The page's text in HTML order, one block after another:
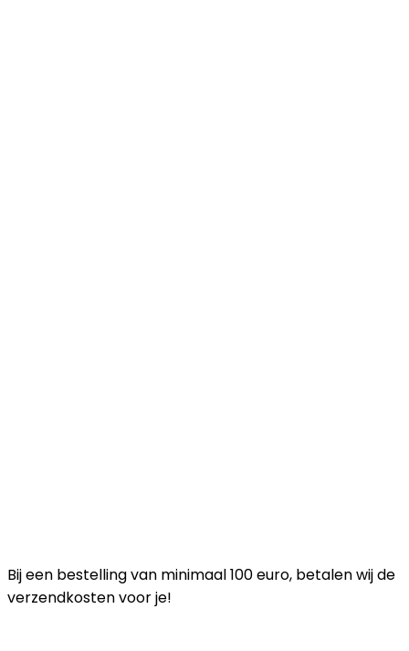
Bij een bestelling van minimaal 100 euro, betalen wij de
verzendkosten voor je!